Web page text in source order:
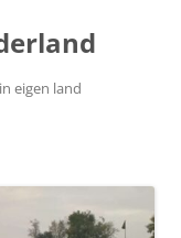
eigen land